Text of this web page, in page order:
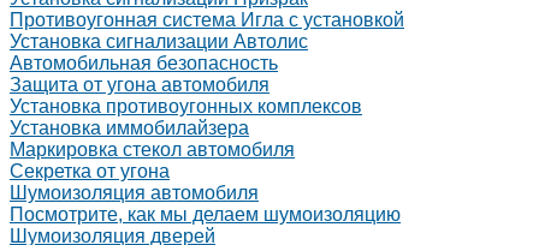
Противоугонная система Игла с установкой
Установка сигнализации Автолис
Автомобильная безопасность
Защита от угона автомобиля
Установка противоугонных комплексов
Установка иммобилайзера
Маркировка стекол автомобиля
Секретка от угона
Шумоизоляция автомобиля
Посмотрите, как мы делаем шумоизоляцию
Шумоизоляция дверей